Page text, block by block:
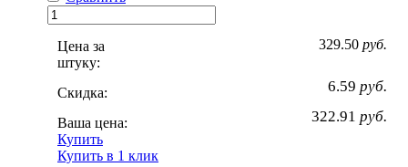
Цена за
штуку:
329.50 руб.
Скидка: 6.59 руб.
Ваша цена: 322.91 руб.
Купить
Купить в 1 клик